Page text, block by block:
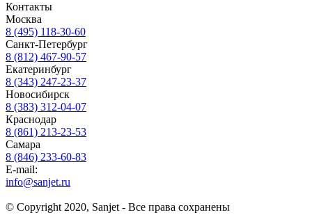
Контакты
Москва
8 (495) 118-30-60
Санкт-Петербург
8 (812) 467-90-57
Екатеринбург
8 (343) 247-23-37
Новосибирск
8 (383) 312-04-07
Краснодар
8 (861) 213-23-53
Самара
8 (846) 233-60-83
E-mail:
info@sanjet.ru
© Copyright 2020, Sanjet - Все права сохранены